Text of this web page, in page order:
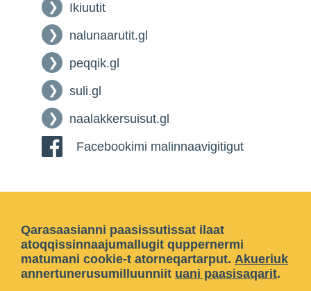
Ikiuutit
nalunaarutit.gl
peqqik.gl
suli.gl
naalakkersuisut.gl
Facebookimi malinnaavigitigut
Qarasaasianni paasissutissat ilaat
atoqqissinnaajumallugit quppernermi
matumani cookie-t atorneqartarput. Akueriuk
annertunerusumilluunniit uani paasisaqarit.